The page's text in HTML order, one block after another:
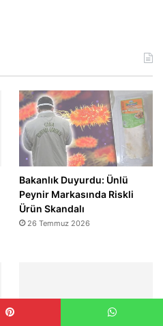
Bakanlık Duyurdu: Ünlü
Peynir Markasında Riskli
Ürün Skandalı
26 Temmuz 2026